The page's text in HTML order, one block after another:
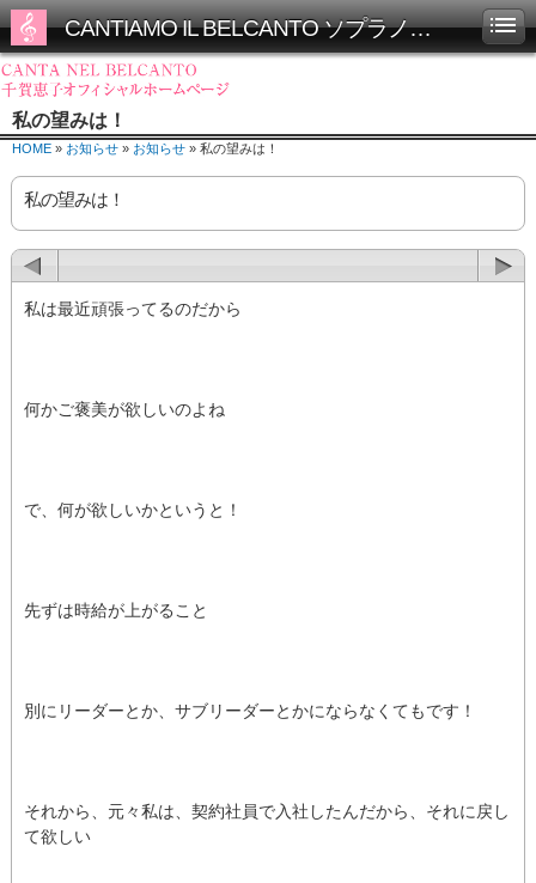
CANTIAMO IL BELCANTO ソプラノ千賀恵子オフィシャルホームページ
私の望みは！
HOME » お知らせ » お知らせ » 私の望みは！
私の望みは！
私は最近頑張ってるのだから
何かご褒美が欲しいのよね
で、何が欲しいかというと！
先ずは時給が上がること
別にリーダーとか、サブリーダーとかにならなくてもです！
それから、元々私は、契約社員で入社したんだから、それに戻し
て欲しい